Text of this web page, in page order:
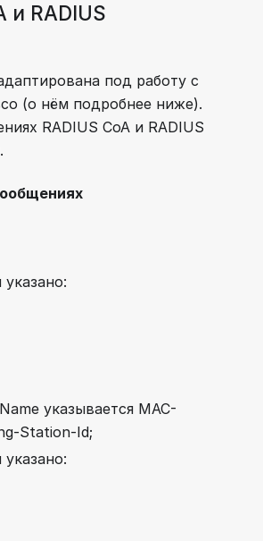
RADIUS
под работу с
(о нём подробнее ниже).
RADIUS CoA и RADIUS
указывается MAC-
Station-Id;